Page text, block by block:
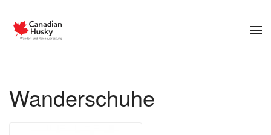
Zum Hauptinhalt springen
Wanderschuhe